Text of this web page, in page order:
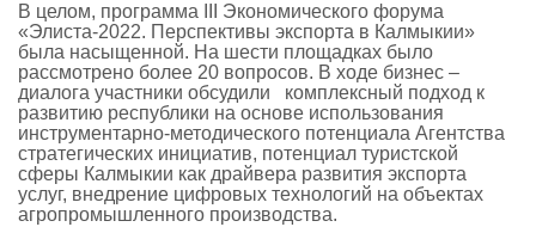
В целом, программа III Экономического форума
«Элиста-2022. Перспективы экспорта в Калмыкии»
была насыщенной. На шести площадках было
рассмотрено более 20 вопросов. В ходе бизнес –
диалога участники обсудили комплексный подход к
развитию республики на основе использования
инструментарно-методического потенциала Агентства
стратегических инициатив, потенциал туристской
сферы Калмыкии как драйвера развития экспорта
услуг, внедрение цифровых технологий на объектах
агропромышленного производства.